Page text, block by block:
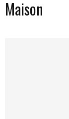
Maison